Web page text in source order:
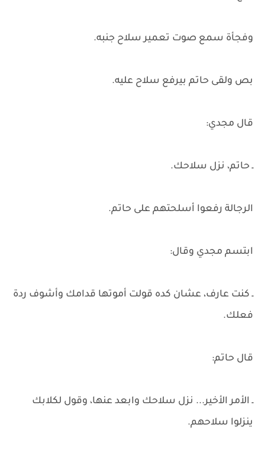
وفجأة سمع صوت تعمير سلاح جنبه.
بص ولقى حاتم بيرفع سلاح عليه.
قال مجدي:
ـ حاتم، نزل سلاحك.
الرجالة رفعوا أسلحتهم على حاتم.
ابتسم مجدي وقال:
ـ كنت عارف، عشان كده قولت أموتها قدامك وأشوف ردة
فعلك.
قال حاتم:
ـ الأمر الأخير... نزل سلاحك وابعد عنها، وقول لكلابك
ينزلوا سلاحهم.